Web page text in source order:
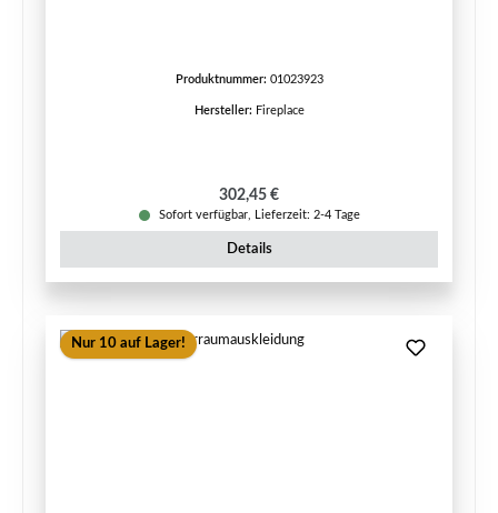
Produktnummer: 01023923
Hersteller: Fireplace
Regulärer Preis:
302,45 €
Sofort verfügbar, Lieferzeit: 2-4 Tage
Details
Nur 10 auf Lager!